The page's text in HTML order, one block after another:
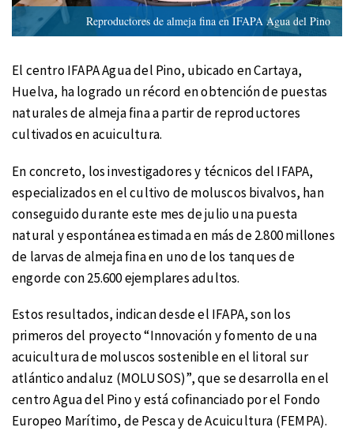
Reproductores de almeja fina en IFAPA Agua del Pino
El centro IFAPA Agua del Pino, ubicado en Cartaya,
Huelva, ha logrado un récord en obtención de puestas
naturales de almeja fina a partir de reproductores
cultivados en acuicultura.
En concreto, los investigadores y técnicos del IFAPA,
especializados en el cultivo de moluscos bivalvos, han
conseguido durante este mes de julio una puesta
natural y espontánea estimada en más de 2.800 millones
de larvas de almeja fina en uno de los tanques de
engorde con 25.600 ejemplares adultos.
Estos resultados, indican desde el IFAPA, son los
primeros del proyecto “Innovación y fomento de una
acuicultura de moluscos sostenible en el litoral sur
atlántico andaluz (MOLUSOS)”, que se desarrolla en el
centro Agua del Pino y está cofinanciado por el Fondo
Europeo Marítimo, de Pesca y de Acuicultura (FEMPA).